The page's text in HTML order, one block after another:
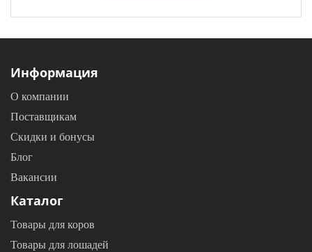
Информация
О компании
Поставщикам
Скидки и бонусы
Блог
Вакансии
Каталог
Товары для коров
Товары для лошадей